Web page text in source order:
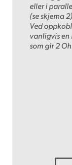
eller i
(se skjema
Ved
vanligvis
som gir 2